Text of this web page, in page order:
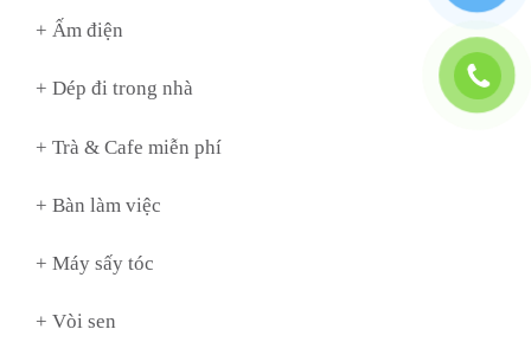
+ Ấm điện
+ Dép đi trong nhà
+ Trà & Cafe miễn phí
+ Bàn làm việc
+ Máy sấy tóc
+ Vòi sen